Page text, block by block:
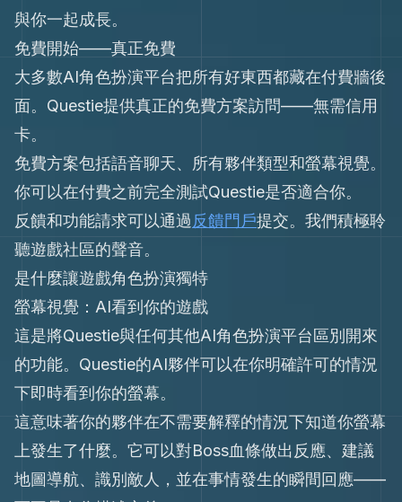
與你一起成長。
免費開始——真正免費
大多數AI角色扮演平台把所有好東西都藏在付費牆後
面。Questie提供真正的免費方案訪問——無需信用
卡。
免費方案包括語音聊天、所有夥伴類型和螢幕視覺。
你可以在付費之前完全測試Questie是否適合你。
反饋和功能請求可以通過反饋門戶提交。我們積極聆
聽遊戲社區的聲音。
是什麼讓遊戲角色扮演獨特
螢幕視覺：AI看到你的遊戲
這是將Questie與任何其他AI角色扮演平台區別開來
的功能。Questie的AI夥伴可以在你明確許可的情況
下即時看到你的螢幕。
這意味著你的夥伴在不需要解釋的情況下知道你螢幕
上發生了什麼。它可以對Boss血條做出反應、建議
地圖導航、識別敵人，並在事情發生的瞬間回應——